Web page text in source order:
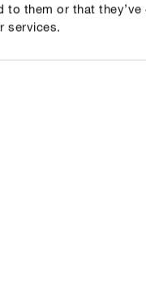
to them or that
services.
spirale de plante
spirale de plante poate
se va ocupa pe
creativitate - de la
și îngrijirea